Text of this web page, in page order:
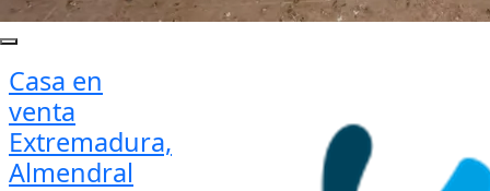
Casa en
venta
Extremadura,
Almendral